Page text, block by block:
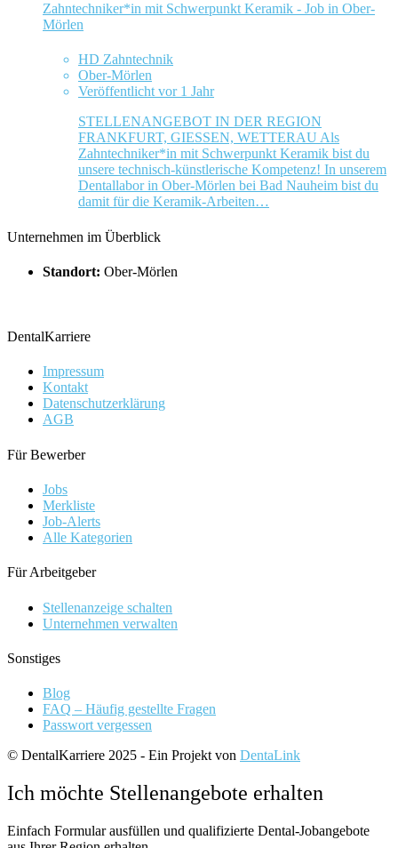
Zahntechniker*in mit Schwerpunkt Keramik - Job in Ober-
Mörlen
HD Zahntechnik
Ober-Mörlen
Veröffentlicht vor 1 Jahr
STELLENANGEBOT IN DER REGION
FRANKFURT, GIESSEN, WETTERAU Als
Zahntechniker*in mit Schwerpunkt Keramik bist du
unsere technisch-künstlerische Kompetenz! In unserem
Dentallabor in Ober-Mörlen bei Bad Nauheim bist du
damit für die Keramik-Arbeiten…
Unternehmen im Überblick
Standort: Ober-Mörlen
DentalKarriere
Impressum
Kontakt
Datenschutzerklärung
AGB
Für Bewerber
Jobs
Merkliste
Job-Alerts
Alle Kategorien
Für Arbeitgeber
Stellenanzeige schalten
Unternehmen verwalten
Sonstiges
Blog
FAQ – Häufig gestellte Fragen
Passwort vergessen
© DentalKarriere 2025 - Ein Projekt von DentaLink
Ich möchte Stellenangebote erhalten
Einfach Formular ausfüllen und qualifizierte Dental-Jobangebote